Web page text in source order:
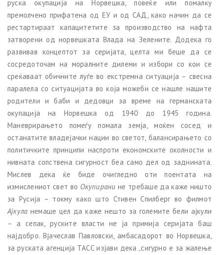
руска окупација на Норвешка, повеќе или помалку
премолчено прифатена од ЕУ и од САД, како начин да се
рестартираат капацитетите за производство на нафта
затворени од норвешката Влада на Зелените. Додека го
развивав концептот за серијата, целта ми беше да се
сосредоточам на моралните дилеми и избори со кои се
среќаваат обичните луѓе во екстремна ситуација – свесна
паралела со ситуацијата во која можеби се нашле нашите
родители и баби и дедовци за време на германската
окупација на Норвешка од 1940 до 1945 година.
Маневрирањето помеѓу помала земја, моќен сосед и
останатите владејачки нации во светот, балансирањето со
политичките принципи наспроти економските околности и
нивната сопствена сигурност беа само дел од заднината.
Мислев дека ќе биде очигледно оти поентата на
измислениот свет во Окупирани не требаше да каже ништо
за Русија – токму како што Стивен Спилберг во филмот
Ајкула немаше цел да каже нешто за големите бели ајкули
– а сепак, руските власти не ја примија серијата баш
најдобро. Вјачеслав Павловски, амбасадорот во Норвешка,
за руската агенција ТАСС изјави дека „сигурно е за жалење